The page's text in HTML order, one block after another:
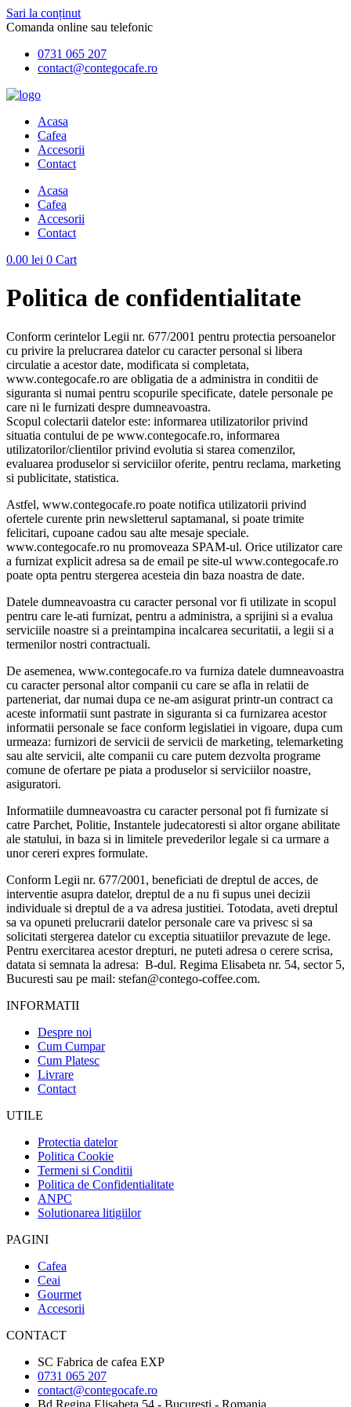
Sari la conținut
Comanda online sau telefonic
0731 065 207
contact@contegocafe.ro
Acasa
Cafea
Accesorii
Contact
Acasa
Cafea
Accesorii
Contact
0.00 lei 0 Cart
Politica de confidentialitate
Conform cerintelor Legii nr. 677/2001 pentru protectia persoanelor
cu privire la prelucrarea datelor cu caracter personal si libera
circulatie a acestor date, modificata si completata,
www.contegocafe.ro are obligatia de a administra in conditii de
siguranta si numai pentru scopurile specificate, datele personale pe
care ni le furnizati despre dumneavoastra.
Scopul colectarii datelor este: informarea utilizatorilor privind
situatia contului de pe www.contegocafe.ro, informarea
utilizatorilor/clientilor privind evolutia si starea comenzilor,
evaluarea produselor si serviciilor oferite, pentru reclama, marketing
si publicitate, statistica.
Astfel, www.contegocafe.ro poate notifica utilizatorii privind
ofertele curente prin newsletterul saptamanal, si poate trimite
felicitari, cupoane cadou sau alte mesaje speciale.
www.contegocafe.ro nu promoveaza SPAM-ul. Orice utilizator care
a furnizat explicit adresa sa de email pe site-ul www.contegocafe.ro
poate opta pentru stergerea acesteia din baza noastra de date.
Datele dumneavoastra cu caracter personal vor fi utilizate in scopul
pentru care le-ati furnizat, pentru a administra, a sprijini si a evalua
serviciile noastre si a preintampina incalcarea securitatii, a legii si a
termenilor nostri contractuali.
De asemenea, www.contegocafe.ro va furniza datele dumneavoastra
cu caracter personal altor companii cu care se afla in relatii de
parteneriat, dar numai dupa ce ne-am asigurat printr-un contract ca
aceste informatii sunt pastrate in siguranta si ca furnizarea acestor
informatii personale se face conform legislatiei in vigoare, dupa cum
urmeaza: furnizori de servicii de servicii de marketing, telemarketing
sau alte servicii, alte companii cu care putem dezvolta programe
comune de ofertare pe piata a produselor si serviciilor noastre,
asiguratori.
Informatiile dumneavoastra cu caracter personal pot fi furnizate si
catre Parchet, Politie, Instantele judecatoresti si altor organe abilitate
ale statului, in baza si in limitele prevederilor legale si ca urmare a
unor cereri expres formulate.
Conform Legii nr. 677/2001, beneficiati de dreptul de acces, de
interventie asupra datelor, dreptul de a nu fi supus unei decizii
individuale si dreptul de a va adresa justitiei. Totodata, aveti dreptul
sa va opuneti prelucrarii datelor personale care va privesc si sa
solicitati stergerea datelor cu exceptia situatiilor prevazute de lege.
Pentru exercitarea acestor drepturi, ne puteti adresa o cerere scrisa,
datata si semnata la adresa: B-dul. Regima Elisabeta nr. 54, sector 5,
Bucuresti sau pe mail: stefan@contego-coffee.com.
INFORMATII
Despre noi
Cum Cumpar
Cum Platesc
Livrare
Contact
UTILE
Protectia datelor
Politica Cookie
Termeni si Conditii
Politica de Confidentialitate
ANPC
Solutionarea litigiilor
PAGINI
Cafea
Ceai
Gourmet
Accesorii
CONTACT
SC Fabrica de cafea EXP
0731 065 207
contact@contegocafe.ro
Bd Regina Elisabeta 54 - Bucuresti - Romania